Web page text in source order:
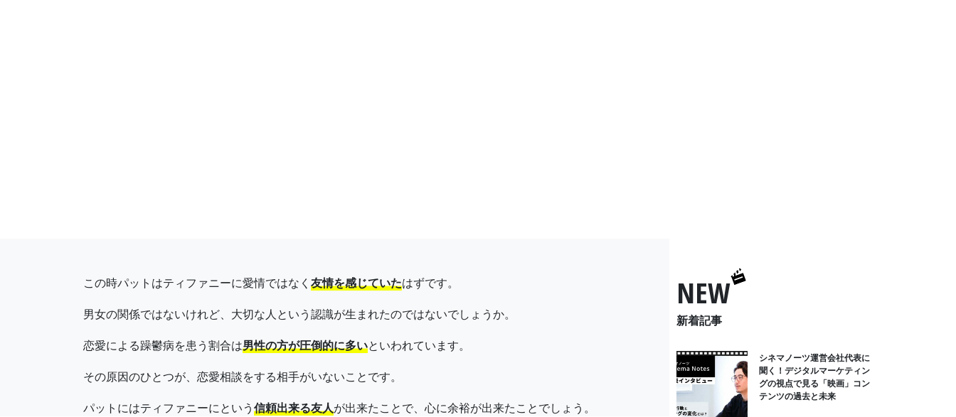
この時パットはティファニーに愛情ではなく 友情を感じていたはずです。
男女の関係ではないけれど、大切な人という認識が生まれたのではないでしょうか。
恋愛による躁鬱病を患う割合は男性の方が圧倒的に多いといわれています。
その原因のひとつが、恋愛相談をする相手がいないことです。
パットにはティファニーにという信頼出来る友人が出来たことで、心に余裕が出来たことでしょう。
NEW
新着記事
シネマノーツ運営会社代表に
聞く！デジタルマーケティン
グの視点で見る「映画」コン
テンツの過去と未来